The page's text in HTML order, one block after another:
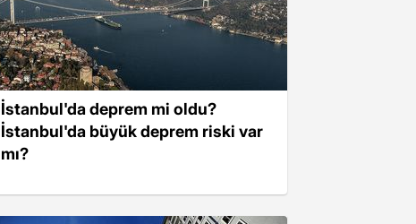
İstanbul'da deprem mi oldu?
İstanbul'da büyük deprem riski var
mı?